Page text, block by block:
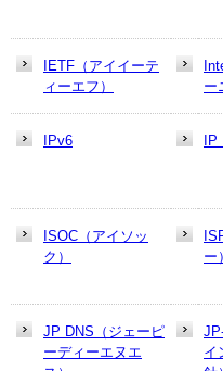
IETF（アイイーテ
ィーエフ）
ー
IPv6
ISOC（アイソッ
ク）
ー
JP DNS（ジェーピ
ーディーエヌエ
イ